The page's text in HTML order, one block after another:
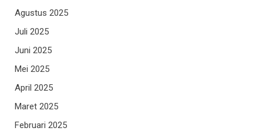
Agustus 2025
Juli 2025
Juni 2025
Mei 2025
April 2025
Maret 2025
Februari 2025